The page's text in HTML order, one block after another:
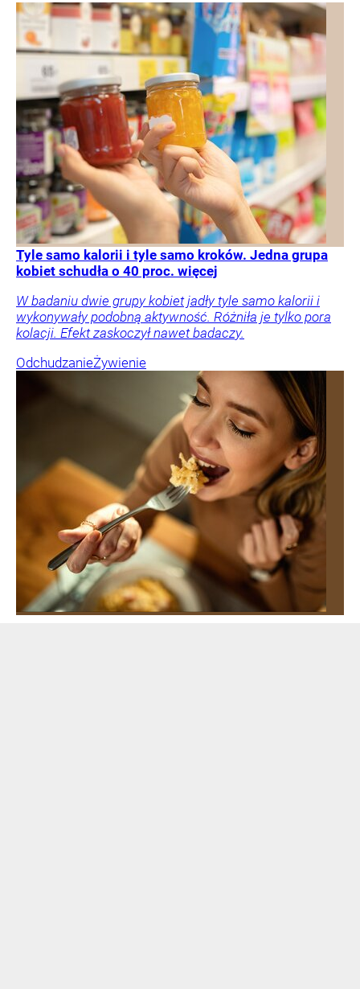
Tyle samo kalorii i tyle samo kroków. Jedna grupa
kobiet schudła o 40 proc. więcej
W badaniu dwie grupy kobiet jadły tyle samo kalorii i
wykonywały podobną aktywność. Różniła je tylko pora
kolacji. Efekt zaskoczył nawet badaczy.
OdchudzanieŻywienie